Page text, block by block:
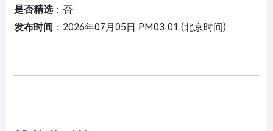
是否精选：否
发布时间 ：2026年07月05日 PM03:01 (北京时间)